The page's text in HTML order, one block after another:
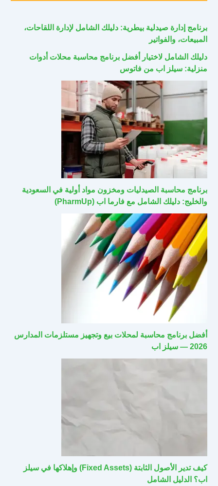
برنامج إدارة صيدلية بيطرية: دليلك الشامل لإدارة اللقاحات،
المبيعات، والفواتير
دليلك الشامل لاختيار أفضل برنامج محاسبة محلات أدوات
منزلية: سيلز اب من فاتوس
برنامج محاسبة الصيدليات ومخزون مواد أولية في السعودية
والخليج: دليلك الشامل مع فارما اب (PharmUp)
أفضل برنامج محاسبة لمحلات بيع وتجهيز مستلزمات المدارس
2026 — سيلز اب
كيف تدير الأصول الثابتة (Fixed Assets) وإهلاكها في سيلز
اب؟ الدليل الشامل